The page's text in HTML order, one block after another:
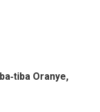
Oranye,